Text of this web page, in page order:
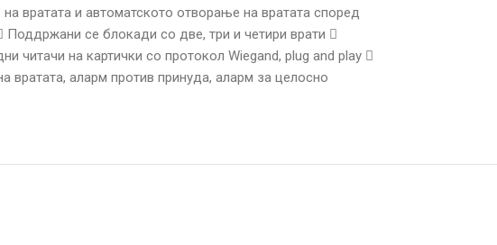
вратата и автоматското отворање на вратата според
се блокади со две, три и четири врати 
на картички со протокол Wiegand, plug and play 
аларм против принуда, аларм за целосно